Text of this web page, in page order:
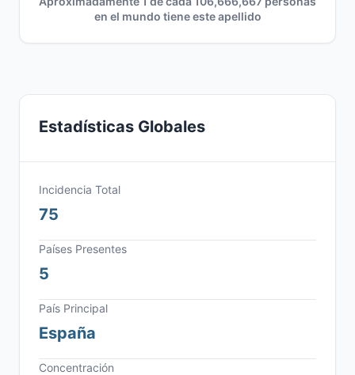
en el mundo tiene este apellido
Estadísticas Globales
Incidencia Total
75
Países Presentes
5
País Principal
España
Concentración